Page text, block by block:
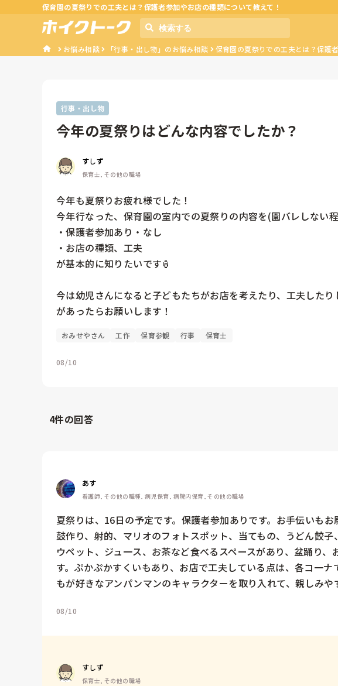
保育園の夏祭りでの工夫とは？保護者参加やお店の種類について教えて！
お悩み相談 「行事・出し物」のお悩み相談 保育園の夏祭りでの工夫とは？保護
行事・出し物
今年の夏祭りはどんな内容でしたか？
すしず
保育士, その他の職場
今年も夏祭りお疲れ様でした！
今年行なった、保育園の室内での夏祭りの内容を(園バレしない程
・保護者参加あり・なし
・お店の種類、工夫
が基本的に知りたいです🏮
今は幼児さんになると子どもたちがお店を考えたり、工夫した
があったらお願いします！
おみせやさん 工作 保育参観 行事 保育士
08/10
4件の回答
あす
看護師, その他の職種, 病児保育, 病院内保育, その他の職場
夏祭りは、16日の予定です。保護者参加ありです。お手伝いも
鼓作り、射的、マリオのフォトスポット、当てもの、うどん餃
ウペット、ジュ一ス、お茶など食べるスペースがあり、盆踊り
す。ぷかぷかすくいもあり、お店で工夫している点は、各コ一
もが好きなアンパンマンのキャラクターを取り入れて、親しみや
08/10
すしず
保育士, その他の職場